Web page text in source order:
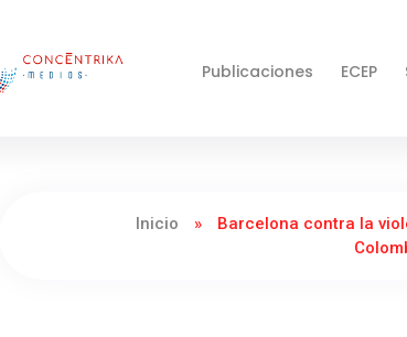
Publicaciones ECEP
Inicio »
Barcelona contra la